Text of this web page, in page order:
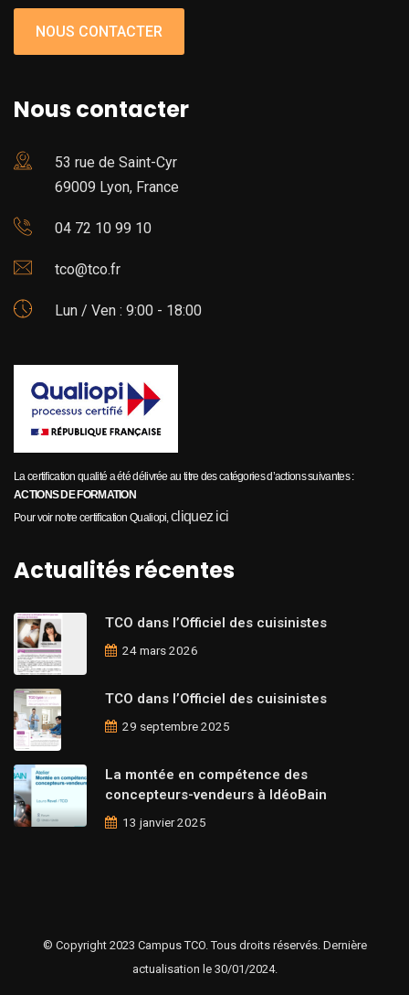
NOUS CONTACTER
Nous contacter
53 rue de Saint-Cyr
69009 Lyon, France
04 72 10 99 10
tco@tco.fr
Lun / Ven : 9:00 - 18:00
La certification qualité a été délivrée au titre des catégories d’actions suivantes :
ACTIONS DE FORMATION
Pour voir notre certification Qualiopi,cliquez ici
Actualités récentes
TCO dans l’Officiel des cuisinistes
24 mars 2026
TCO dans l’Officiel des cuisinistes
29 septembre 2025
La montée en compétence des
concepteurs-vendeurs à IdéoBain
13 janvier 2025
© Copyright 2023 Campus TCO. Tous droits réservés. Dernière
actualisation le 30/01/2024.